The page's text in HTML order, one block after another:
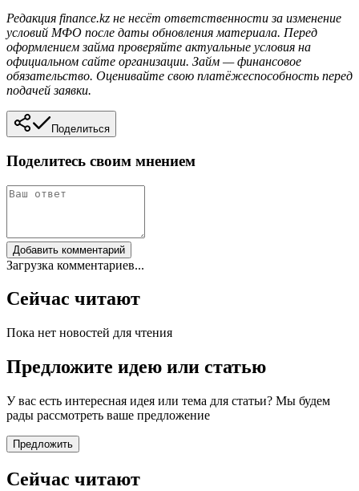
Редакция finance.kz не несёт ответственности за изменение
условий МФО после даты обновления материала. Перед
оформлением займа проверяйте актуальные условия на
официальном сайте организации. Займ — финансовое
обязательство. Оценивайте свою платёжеспособность перед
подачей заявки.
Поделиться
Поделитесь своим мнением
Добавить комментарий
Загрузка комментариев...
Сейчас читают
Пока нет новостей для чтения
Предложите идею или статью
У вас есть интересная идея или тема для статьи? Мы будем
рады рассмотреть ваше предложение
Предложить
Сейчас читают